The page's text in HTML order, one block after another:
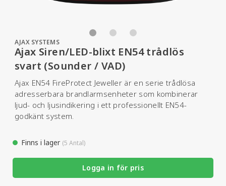
AJAX SYSTEMS
Ajax Siren/LED-blixt EN54 trådlös
svart (Sounder / VAD)
Ajax EN54 FireProtect Jeweller är en serie trådlösa
adresserbara brandlarmsenheter som kombinerar
ljud- och ljusindikering i ett professionellt EN54-
godkänt system.
Finns i lager (5 Antal)
Logga in för pris